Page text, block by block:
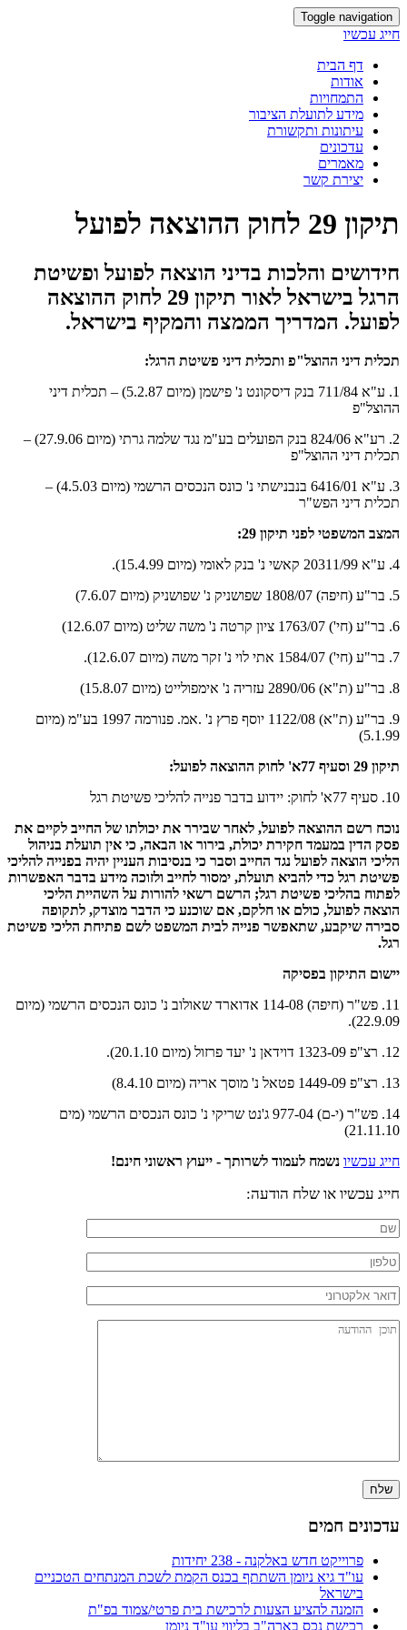
Toggle navigation
חייג עכשיו
דף הבית
אודות
התמחויות
מידע לתועלת הציבור
עיתונות ותקשורת
עדכונים
מאמרים
יצירת קשר
תיקון 29 לחוק ההוצאה לפועל
חידושים והלכות בדיני הוצאה לפועל ופשיטת
הרגל בישראל לאור תיקון 29 לחוק ההוצאה
לפועל. המדריך הממצה והמקיף בישראל.
תכלית דיני ההוצל"פ ותכלית דיני פשיטת הרגל:
1. ע"א 711/84 בנק דיסקונט נ' פישמן (מיום 5.2.87) – תכלית דיני
ההוצל"פ
2. רע"א 824/06 בנק הפועלים בע"מ נגד שלמה גרתי (מיום 27.9.06) –
תכלית דיני ההוצל"פ
3. ע"א 6416/01 בנבנישתי נ' כונס הנכסים הרשמי (מיום 4.5.03) –
תכלית דיני הפש"ר
המצב המשפטי לפני תיקון 29:
4. ע"א 20311/99 קאשי נ' בנק לאומי (מיום 15.4.99).
5. בר"ע (חיפה) 1808/07 שפושניק נ' שפושניק (מיום 7.6.07)
6. בר"ע (חי') 1763/07 ציון קרטה נ' משה שליט (מיום 12.6.07)
7. בר"ע (חי') 1584/07 אתי לוי נ' זקר משה (מיום 12.6.07).
8. בר"ע (ת"א) 2890/06 עזריה נ' אימפולייט (מיום 15.8.07)
9. בר"ע (ת"א) 1122/08 יוסף פרץ נ' .אמ. פנורמה 1997 בע"מ (מיום
5.1.99)
תיקון 29 וסעיף 77א' לחוק ההוצאה לפועל:
10. סעיף 77א' לחוק: יידוע בדבר פנייה להליכי פשיטת רגל
נוכח רשם ההוצאה לפועל, לאחר שבירר את יכולתו של החייב לקיים את
פסק הדין במעמד חקירת יכולת, בירור או הבאה, כי אין תועלת בניהול
הליכי הוצאה לפועל נגד החייב וסבר כי בנסיבות העניין יהיה בפנייה להליכי
פשיטת רגל כדי להביא תועלת, ימסור לחייב ולזוכה מידע בדבר האפשרות
לפתוח בהליכי פשיטת רגל; הרשם רשאי להורות על השהיית הליכי
הוצאה לפועל, כולם או חלקם, אם שוכנע כי הדבר מוצדק, לתקופה
סבירה שיקבע, שתאפשר פנייה לבית המשפט לשם פתיחת הליכי פשיטת
רגל.
יישום התיקון בפסיקה
11. פש"ר (חיפה) 114-08 אדוארד שאולוב נ' כונס הנכסים הרשמי (מיום
22.9.09).
12. רצ"פ 1323-09 דוידאן נ' יעד פרזול (מיום 20.1.10).
13. רצ"פ 1449-09 פטאל נ' מוסך אריה (מיום 8.4.10)
14. פש"ר (י-ם) 977-04 ג'נט שריקי נ' כונס הנכסים הרשמי (מים
21.11.10)
חייג עכשיו נשמח לעמוד לשרותך - ייעוץ ראשוני חינם!
חייג עכשיו או שלח הודעה:
עדכונים חמים
פרוייקט חדש באלקנה - 238 יחידות
עו"ד גיא ניומן השתתף בכנס הקמת לשכת המנתחים הטכניים
בישראל
הזמנה להציע הצעות לרכישת בית פרטי/צמוד בפ"ת
רכישת נכס בארה"ב בליווי עו"ד ניומן